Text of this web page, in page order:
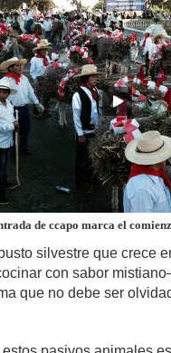
de ccapo marca el
silvestre que crece
con sabor
que no debe ser